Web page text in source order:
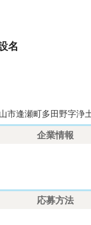
名
市逢瀬町多田野字浄
企業情報
応募方法